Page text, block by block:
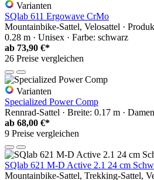
Varianten
SQlab 611 Ergowave CrMo
Mountainbike-Sattel, Velosattel ·
0.28 m · Unisex · Farbe: schwarz
ab 73,90 €*
26 Preise vergleichen
Varianten
Specialized Power Comp
Rennrad-Sattel · Breite: 0.17 m ·
ab 68,00 €*
9 Preise vergleichen
SQlab 621 M-D Active 2.1 24 cm
Mountainbike-Sattel, Trekking-Sattel,